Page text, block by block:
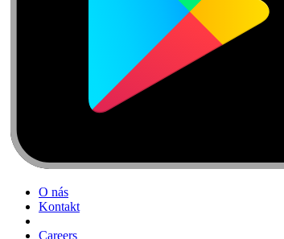
O nás
Kontakt
Careers